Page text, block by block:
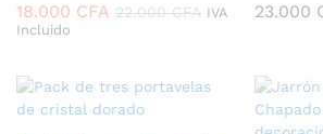
18.000 CFA 22.000CFA IVA
Incluido
23.000